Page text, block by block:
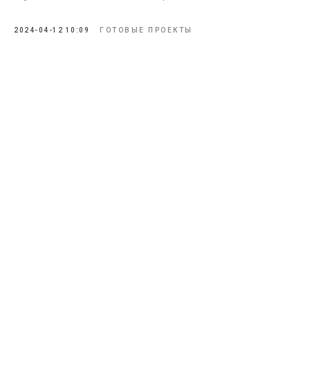
2024-04-12 10:09 ГОТОВЫЕ ПРОЕКТЫ